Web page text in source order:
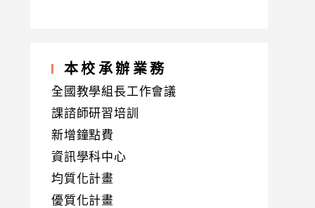
本校承辦業務
全國教學組長工作會議
課諮師研習培訓
新增鐘點費
資訊學科中心
均質化計畫
優質化計畫